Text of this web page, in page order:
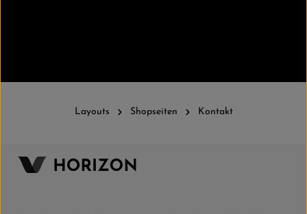
Layouts Shopseiten Kontakt